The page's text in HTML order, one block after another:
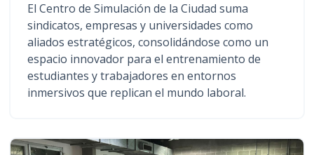
El Centro de Simulación de la Ciudad suma
sindicatos, empresas y universidades como
aliados estratégicos, consolidándose como un
espacio innovador para el entrenamiento de
estudiantes y trabajadores en entornos
inmersivos que replican el mundo laboral.